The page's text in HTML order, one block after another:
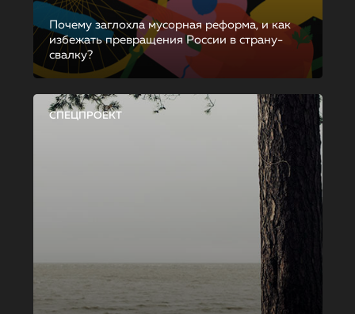
Почему заглохла мусорная реформа, и как
избежать превращения России в страну-
свалку?
СПЕЦПРОЕКТ